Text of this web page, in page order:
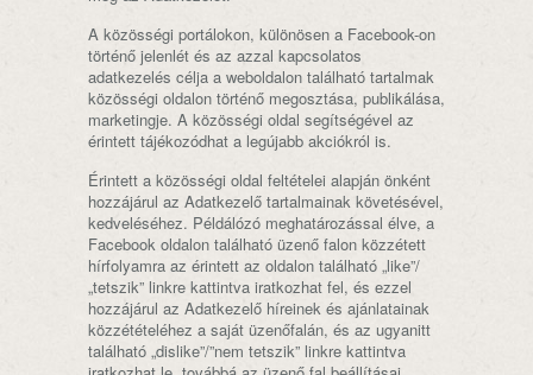
A közösségi portálokon, különösen a Facebook-on
történő jelenlét és az azzal kapcsolatos
adatkezelés célja a weboldalon található tartalmak
közösségi oldalon történő megosztása, publikálása,
marketingje. A közösségi oldal segítségével az
érintett tájékozódhat a legújabb akciókról is.
Érintett a közösségi oldal feltételei alapján önként
hozzájárul az Adatkezelő tartalmainak követésével,
kedveléséhez. Példálózó meghatározással élve, a
Facebook oldalon található üzenő falon közzétett
hírfolyamra az érintett az oldalon található „like”/
„tetszik” linkre kattintva iratkozhat fel, és ezzel
hozzájárul az Adatkezelő híreinek és ajánlatainak
közzétételéhez a saját üzenőfalán, és az ugyanitt
található „dislike”/”nem tetszik” linkre kattintva